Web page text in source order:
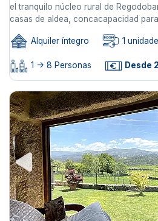
el tranquilo núcleo rural de
casas de aldea, concacapacidad
Alquiler íntegro 1
1 -> 8 Personas Desde